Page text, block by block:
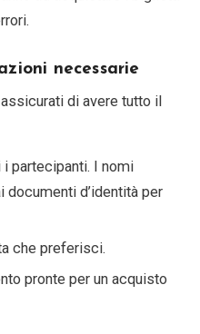
necessarie
di avere tutto il
partecipanti. I nomi
d’identità per
che preferisci.
pronte per un acquisto